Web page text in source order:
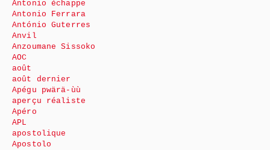
Antonio échappe
Antonio Ferrara
António Guterres
Anvil
Anzoumane Sissoko
AOC
août
août dernier
Apégu pwärä-ùù
aperçu réaliste
Apéro
APL
apostolique
Apostolo